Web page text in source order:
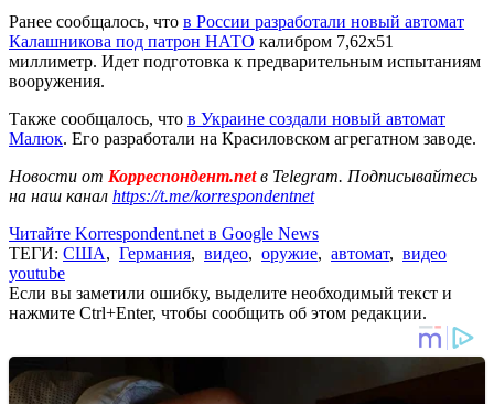
Ранее сообщалось, что в России разработали новый автомат
Калашникова под патрон НАТО калибром 7,62х51
миллиметр. Идет подготовка к предварительным испытаниям
вооружения.
Также сообщалось, что в Украине создали новый автомат
Малюк. Его разработали на Красиловском агрегатном заводе.
Новости от Корреспондент.netв Telegram. Подписывайтесь
на наш канал https://t.me/korrespondentnet
Читайте Korrespondent.net в Google News
ТЕГИ: США, Германия, видео, оружие, автомат, видео
youtube
Если вы заметили ошибку, выделите необходимый текст и
нажмите Ctrl+Enter, чтобы сообщить об этом редакции.